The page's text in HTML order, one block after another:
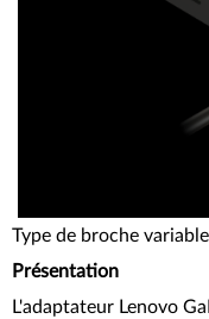
Type de broche variable
Présentation
L'adaptateur Lenovo